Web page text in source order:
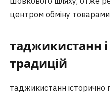
центром обміну
таджикистанн
традицій
таджикистанн історично